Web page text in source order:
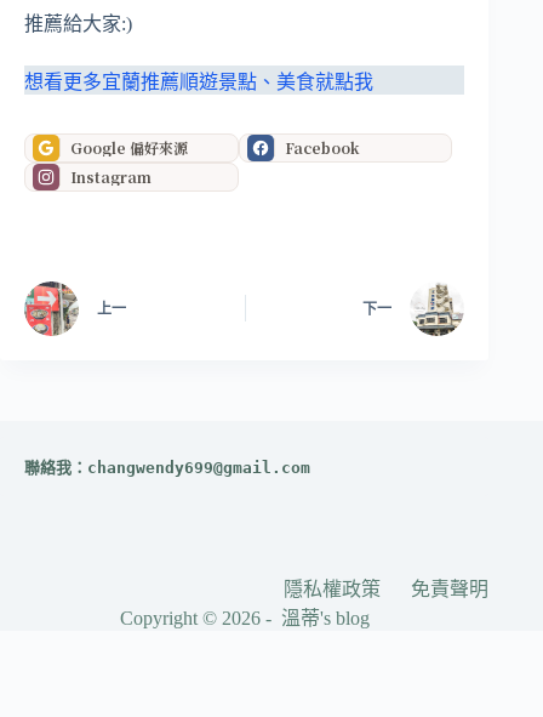
推薦給大家:)
想看更多宜蘭推薦順遊景點、美食就點我
Google 偏好來源
Facebook
Instagram
上一 下一
聯絡我： changwendy699@gmail.com
隱私權政策
免責聲明
Copyright © 2026 - 溫蒂's blog